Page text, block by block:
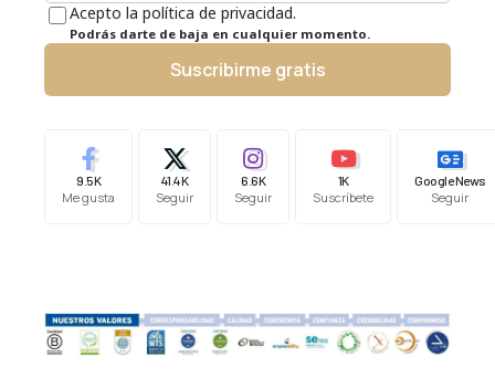
Acepto la política de privacidad.
Podrás darte de baja en cualquier momento.
Suscribirme gratis
9.5K
Me gusta
41.4K
Seguir
6.6K
Seguir
1K
Suscríbete
Google News
Seguir